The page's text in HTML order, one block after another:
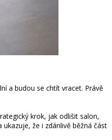
a budou se chtít vracet. Právě
krok, jak odlišit salon,
že i zdánlivě běžná část